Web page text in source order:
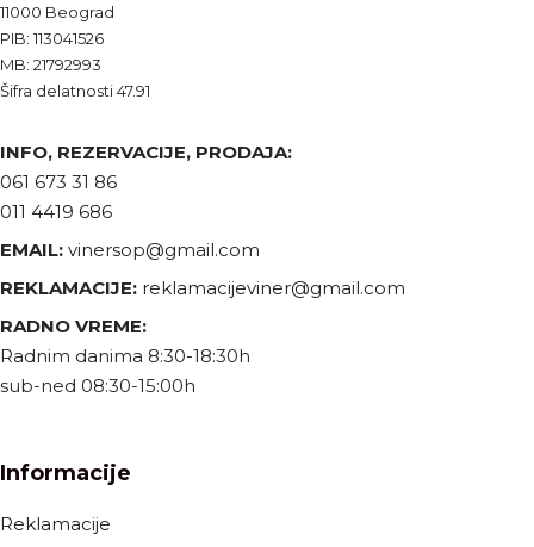
11000 Beograd
PIB: 113041526
MB: 21792993
Šifra delatnosti 47.91
INFO, REZERVACIJE, PRODAJA:
061 673 31 86
011 4419 686
EMAIL: vinersop@gmail.com
REKLAMACIJE: reklamacijeviner@gmail.com
RADNO VREME:
Radnim danima 8:30-18:30h
sub-ned 08:30-15:00h
Informacije
Reklamacije